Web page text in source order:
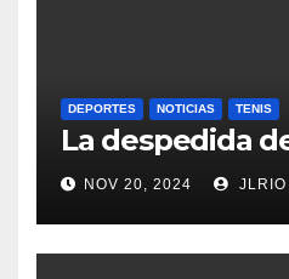
DEPORTES NOTICIAS TENIS
La despedida
NOV 20, 2024 JLRIO